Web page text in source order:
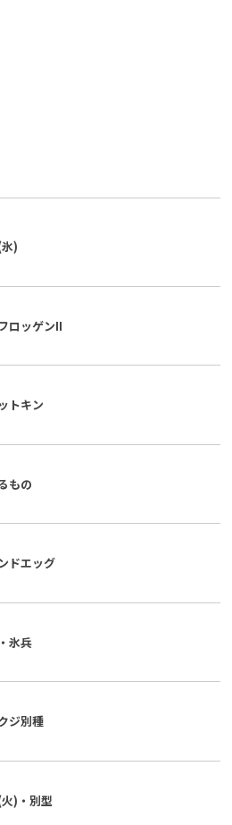
)
ロッゲンII
トキン
もの
ドエッグ
氷兵
ジ別種
)・別型